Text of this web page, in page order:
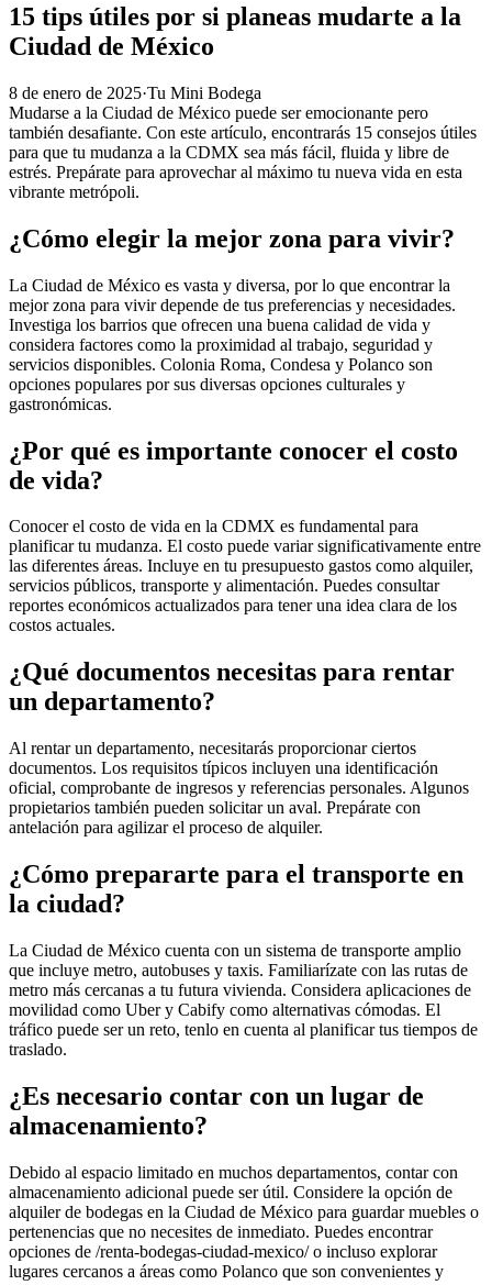
15 tips útiles por si planeas mudarte a la
Ciudad de México
8 de enero de 2025·Tu Mini Bodega
Mudarse a la Ciudad de México puede ser emocionante pero
también desafiante. Con este artículo, encontrarás 15 consejos útiles
para que tu mudanza a la CDMX sea más fácil, fluida y libre de
estrés. Prepárate para aprovechar al máximo tu nueva vida en esta
vibrante metrópoli.
¿Cómo elegir la mejor zona para vivir?
La Ciudad de México es vasta y diversa, por lo que encontrar la
mejor zona para vivir depende de tus preferencias y necesidades.
Investiga los barrios que ofrecen una buena calidad de vida y
considera factores como la proximidad al trabajo, seguridad y
servicios disponibles. Colonia Roma, Condesa y Polanco son
opciones populares por sus diversas opciones culturales y
gastronómicas.
¿Por qué es importante conocer el costo
de vida?
Conocer el costo de vida en la CDMX es fundamental para
planificar tu mudanza. El costo puede variar significativamente entre
las diferentes áreas. Incluye en tu presupuesto gastos como alquiler,
servicios públicos, transporte y alimentación. Puedes consultar
reportes económicos actualizados para tener una idea clara de los
costos actuales.
¿Qué documentos necesitas para rentar
un departamento?
Al rentar un departamento, necesitarás proporcionar ciertos
documentos. Los requisitos típicos incluyen una identificación
oficial, comprobante de ingresos y referencias personales. Algunos
propietarios también pueden solicitar un aval. Prepárate con
antelación para agilizar el proceso de alquiler.
¿Cómo prepararte para el transporte en
la ciudad?
La Ciudad de México cuenta con un sistema de transporte amplio
que incluye metro, autobuses y taxis. Familiarízate con las rutas de
metro más cercanas a tu futura vivienda. Considera aplicaciones de
movilidad como Uber y Cabify como alternativas cómodas. El
tráfico puede ser un reto, tenlo en cuenta al planificar tus tiempos de
traslado.
¿Es necesario contar con un lugar de
almacenamiento?
Debido al espacio limitado en muchos departamentos, contar con
almacenamiento adicional puede ser útil. Considere la opción de
alquiler de bodegas en la Ciudad de México para guardar muebles o
pertenencias que no necesites de inmediato. Puedes encontrar
opciones de /renta-bodegas-ciudad-mexico/ o incluso explorar
lugares cercanos a áreas como Polanco que son convenientes y